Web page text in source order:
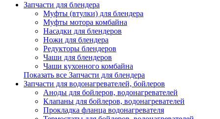
Запчасти для блендера
Муфты (втулки) для блендера
Муфты мотора комбайна
Насадки для блендеров
Ножи для блендера
Редукторы блендеров
Чаши для блендеров
Чаши кухонного комбайна
Показать все Запчасти для блендера
Запчасти для водонагревателей, бойлеров
Аноды для бойлеров, водонагревателей
Клапаны для бойлеров, водонагревателей
Прокладка фланца водонагревателя